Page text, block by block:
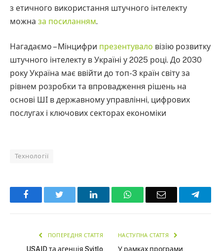
з етичного використання штучного інтелекту
можна за посиланням.
Нагадаємо – Мінцифри презентувало візію розвитку
штучного інтелекту в Україні у 2025 році. До 2030
року Україна має ввійти до топ-3 країн світу за
рівнем розробки та впровадження рішень на
основі ШІ в державному управлінні, цифрових
послугах і ключових секторах економіки
Технології
Facebook LinkedInWhatsAppEmail
ПОПЕРЕДНЯ СТАТТЯ
USAID та агенція Svitlo
НАСТУПНА СТАТТЯ
У рамках програми